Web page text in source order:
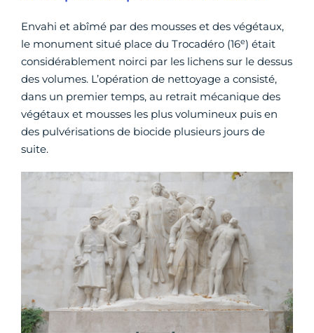
Envahi et abîmé par des mousses et des végétaux,
le monument situé place du Trocadéro (16e) était
considérablement noirci par les lichens sur le dessus
des volumes. L’opération de nettoyage a consisté,
dans un premier temps, au retrait mécanique des
végétaux et mousses les plus volumineux puis en
des pulvérisations de biocide plusieurs jours de
suite.